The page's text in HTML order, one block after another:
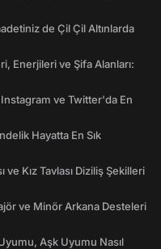
de Çil Çil Altınlarda
Enerjileri ve Şifa Alanları:
ve Twitter'da En
Hayatta En Sık
ve Kız Tavlası Diziliş Şekilleri
ve Minör Arkana Desteleri
Aşk Uyumu Nasıl